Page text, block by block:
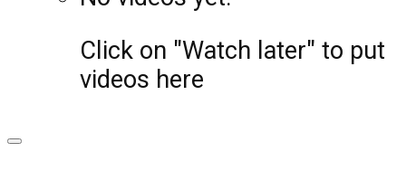
Click on "Watch later" to put
videos here